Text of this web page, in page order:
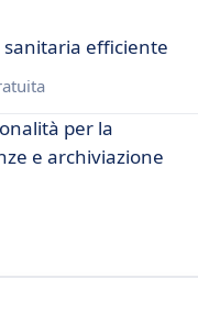
sanitaria efficiente
per la
e archiviazione